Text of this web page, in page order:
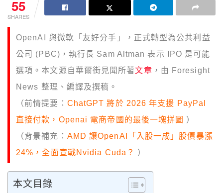
55
SHARES
OpenAI 與微軟「友好分手」，正式轉型為公共利益
公司 (PBC)，執行長 Sam Altman 表示 IPO 是可能
選項。本文源自華爾街見聞所著文章 ，由 Foresight
News 整理、編譯及撰稿。
（前情提要： ChatGPT 將於 2026 年支援 PayPal
直接付款，Openai 電商帝國的最後一塊拼圖 ）
（背景補充： AMD 讓OpenAI「入股一成」股價暴漲
24%，全面宣戰Nvidia Cuda？
）
本文目錄